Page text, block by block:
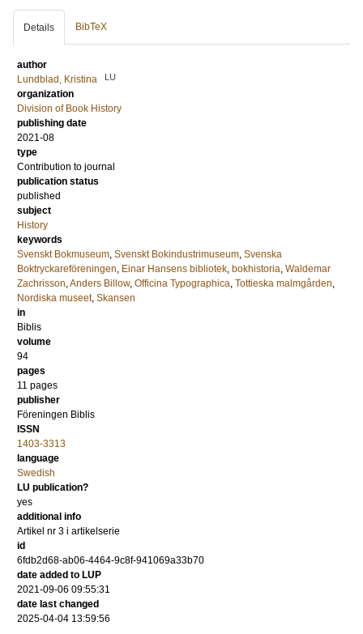
Details BibTeX
author
Lundblad, Kristina
LU
organization
Division of Book History
publishing date
2021-08
type
Contribution to journal
publication status
published
subject
History
keywords
Svenskt Bokmuseum, Svenskt Bokindustrimuseum, Svenska
Boktryckareföreningen, Einar Hansens bibliotek, bokhistoria, Waldemar
Zachrisson,Anders Billow, Officina Typographica, Tottieska malmgården,
Nordiska museet, Skansen
in
Biblis
volume
94
pages
11 pages
publisher
Föreningen Biblis
ISSN
1403-3313
language
Swedish
LU publication?
yes
additional info
Artikel nr 3 i artikelserie
id
6fdb2d68-ab06-4464-9c8f-941069a33b70
date added to LUP
2021-09-06 09:55:31
date last changed
2025-04-04 13:59:56